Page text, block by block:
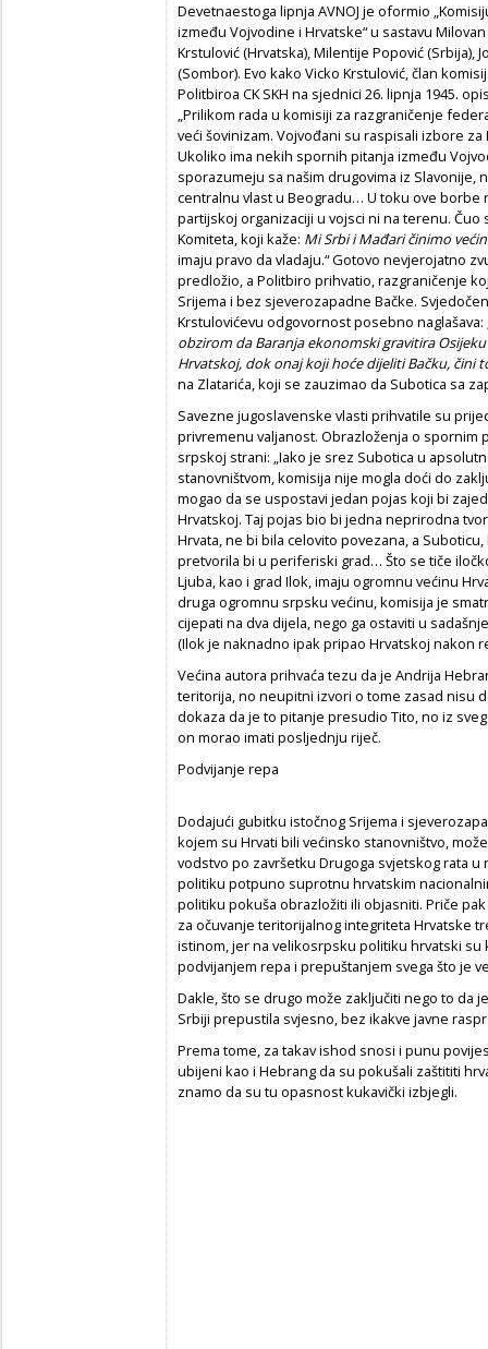
Devetnaestoga lipnja AVNOJ je oformio
između Vojvodine i Hrvatske“ u sastavu
Krstulović (Hrvatska), Milentije Popović (Srbija),
(Sombor). Evo kako Vicko Krstulović, član
Politbiroa CK SKH na sjednici 26. lipnja 1945.
„Prilikom rada u komisiji za razgraničenje
veći šovinizam. Vojvođani su raspisali izbore
Ukoliko ima nekih spornih pitanja između
sporazumeju sa našim drugovima iz Slavonije,
centralnu vlast u Beogradu… U toku ove borbe
partijskoj organizaciji u vojsci ni na terenu.
Komiteta, koji kaže: Mi Srbi i Mađari činimo
imaju pravo da vladaju.“ Gotovo nevjerojatno
predložio, a Politbiro prihvatio, razgraničenje
Srijema i bez sjeverozapadne Bačke.
Krstulovićevu odgovornost posebno naglašava:
obzirom da Baranja ekonomski gravitira
Hrvatskoj, dok onaj koji hoće dijeliti Bačku, čini
na Zlatarića, koji se zauzimao da Subotica sa
Savezne jugoslavenske vlasti prihvatile su
privremenu valjanost. Obrazloženja o
srpskoj strani: „Iako je srez Subotica u
stanovništvom, komisija nije mogla doći do
mogao da se uspostavi jedan pojas koji bi
Hrvatskoj. Taj pojas bio bi jedna neprirodna
Hrvata, ne bi bila celovito povezana, a
pretvorila bi u periferiski grad… Što se tiče
Ljuba, kao i grad Ilok, imaju ogromnu većinu
druga ogromnu srpsku većinu, komisija je
cijepati na dva dijela, nego ga ostaviti u
(Ilok je naknadno ipak pripao Hrvatskoj nakon
Većina autora prihvaća tezu da je Andrija
teritorija, no neupitni izvori o tome zasad nisu
dokaza da je to pitanje presudio Tito, no iz
on morao imati posljednju riječ.
Podvijanje repa
Dodajući gubitku istočnog Srijema i
kojem su Hrvati bili većinsko stanovništvo,
vodstvo po završetku Drugoga svjetskog rata
politiku potpuno suprotnu hrvatskim
politiku pokuša obrazložiti ili objasniti. Priče
za očuvanje teritorijalnog integriteta Hrvatske
istinom, jer na velikosrpsku politiku hrvatski su
podvijanjem repa i prepuštanjem svega što je
Dakle, što se drugo može zaključiti nego to da
Srbiji prepustila svjesno, bez ikakve javne
Prema tome, za takav ishod snosi i punu
ubijeni kao i Hebrang da su pokušali zaštititi
znamo da su tu opasnost kukavički izbjegli.